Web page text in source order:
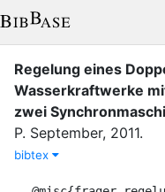
Regelung eines
Wasserkraftwerke
zwei
P. September, 2011.
bibtex